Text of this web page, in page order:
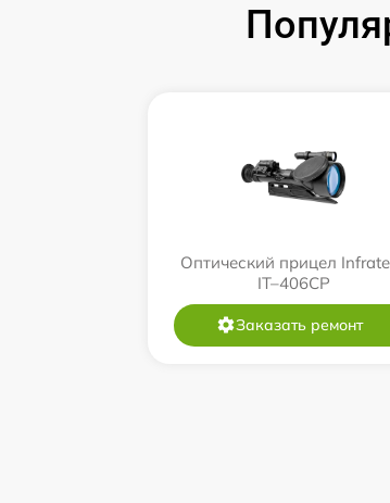
Оптический прицел
IT–406СP
Заказать ремонт